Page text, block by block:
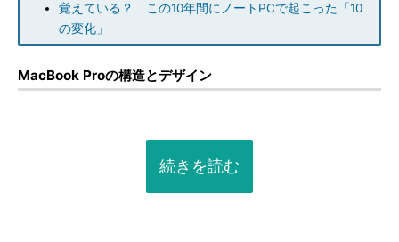
覚えている？ この10年間にノートPCで起こった「10
の変化」
MacBook Proの構造とデザイン
続きを読む